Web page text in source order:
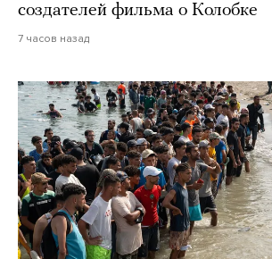
создателей фильма о Колобке
7 часов назад